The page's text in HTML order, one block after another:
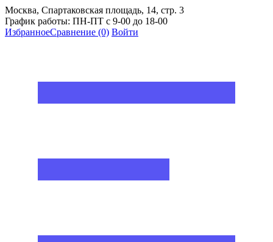
Москва, Спартаковская площадь, 14, стр. 3
График работы: ПН-ПТ с 9-00 до 18-00
ИзбранноеСравнение (0) Войти